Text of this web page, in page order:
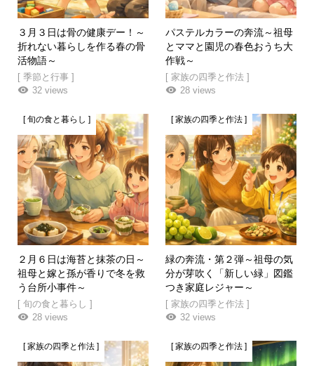
３月３日は骨の健康デー！～
折れない暮らしを作る春の骨
活物語～
[ 季節と行事 ]
32 views
パステルカラーの奔流～祖母
とママと園児の春色おうち大
作戦～
[ 家族の四季と作法 ]
28 views
[ 旬の食と暮らし ]
２月６日は海苔と抹茶の日～
祖母と嫁と孫が香りで冬を救
う台所小事件～
[ 旬の食と暮らし ]
28 views
[ 家族の四季と作法 ]
緑の奔流・第２弾～祖母の気
分が芽吹く「新しい緑」図鑑
つき家庭レジャー～
[ 家族の四季と作法 ]
32 views
[ 家族の四季と作法 ] [ 家族の四季と作法 ]